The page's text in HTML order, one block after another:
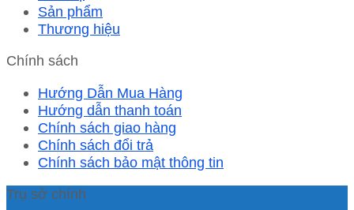
Sản phẩm
Thương hiệu
Chính sách
Hướng Dẫn Mua Hàng
Hướng dẫn thanh toán
Chính sách giao hàng
Chính sách đổi trả
Chính sách bảo mật thông tin
Trụ sở chính